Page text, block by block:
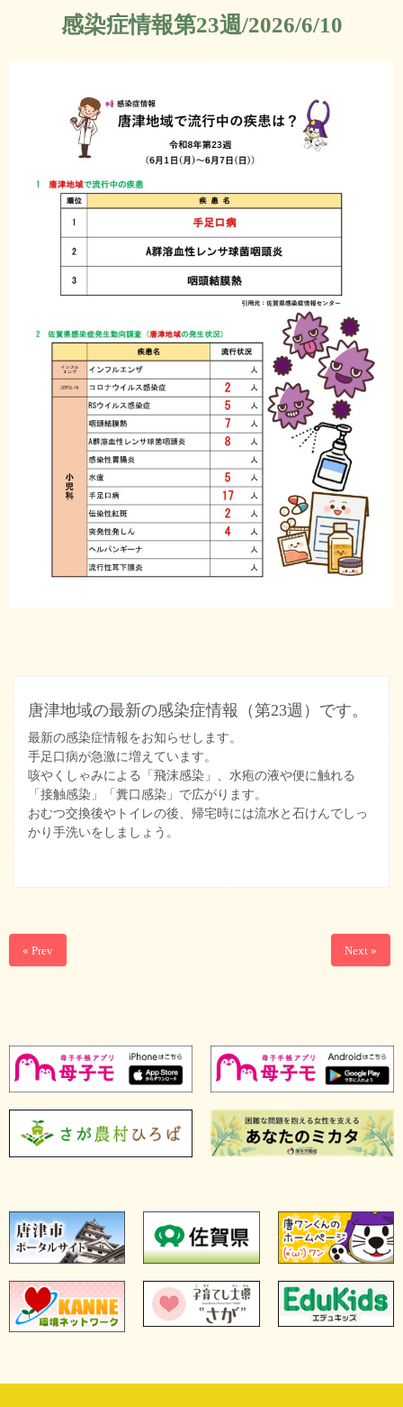
感染症情報第23週/2026/6/10
唐津地域の最新の感染症情報（第23週）です。
最新の感染症情報をお知らせします。
手足口病が急激に増えています。
咳やくしゃみによる「飛沫感染」、水疱の液や便に触れる
「接触感染」「糞口感染」で広がります。
おむつ交換後やトイレの後、帰宅時には流水と石けんでしっ
かり手洗いをしましょう。
« Prev Next »